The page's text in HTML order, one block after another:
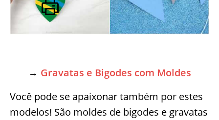
→ Gravatas e Bigodes com Moldes
Você pode se apaixonar também por estes
modelos! São moldes de bigodes e gravatas